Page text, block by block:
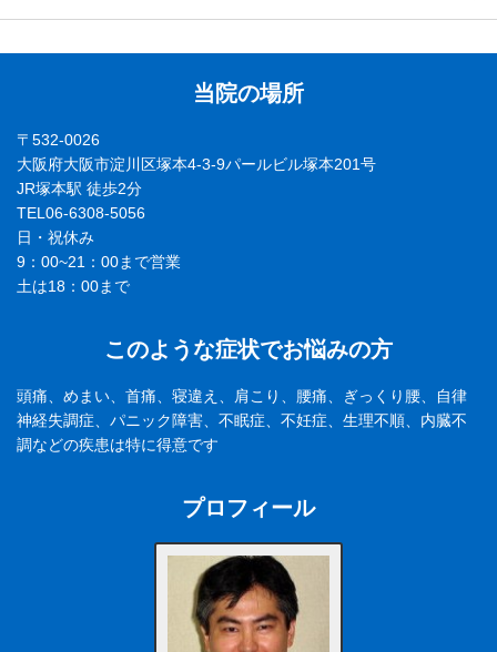
当院の場所
〒532-0026
大阪府大阪市淀川区塚本4-3-9パールビル塚本201号
JR塚本駅 徒歩2分
TEL06-6308-5056
日・祝休み
9：00~21：00まで営業
土は18：00まで
このような症状でお悩みの方
頭痛、めまい、首痛、寝違え、肩こり、腰痛、ぎっくり腰、自律
神経失調症、パニック障害、不眠症、不妊症、生理不順、内臓不
調などの疾患は特に得意です
プロフィール